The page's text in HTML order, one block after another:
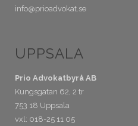
info@prioadvokat.se
UPPSALA
Prio Advokatbyrå AB
Kungsgatan 62, 2 tr
753 18 Uppsala
vxl: 018-25 11 05